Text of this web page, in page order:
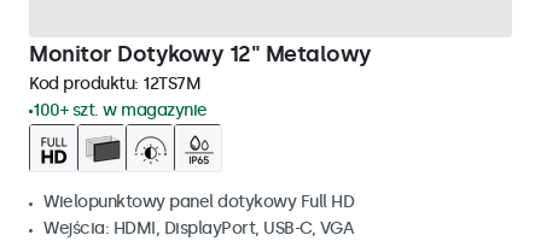
Monitor Dotykowy 12" Metalowy
Kod produktu: 12TS7M
100+ szt. w magazynie
Wielopunktowy panel dotykowy Full HD
Wejścia: HDMI, DisplayPort, USB-C, VGA